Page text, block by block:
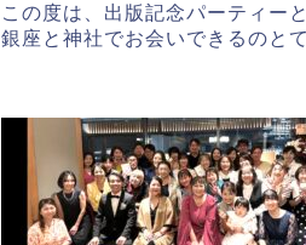
この度は、出版記念パーティー
銀座と神社でお会いできるのと